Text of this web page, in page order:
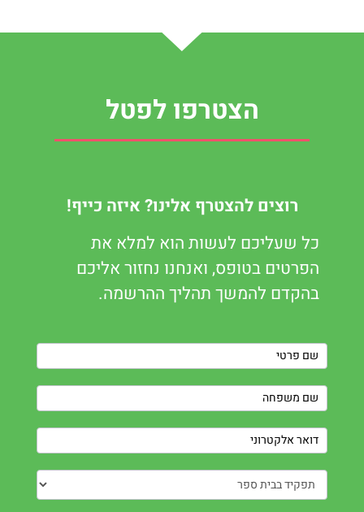
הצטרפו לפטל
רוצים להצטרף אלינו? איזה כייף!
כל שעליכם לעשות הוא למלא את
הפרטים בטופס, ואנחנו נחזור אליכם
בהקדם להמשך תהליך ההרשמה.
Contact
Us